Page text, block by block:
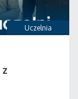
Uczelnia